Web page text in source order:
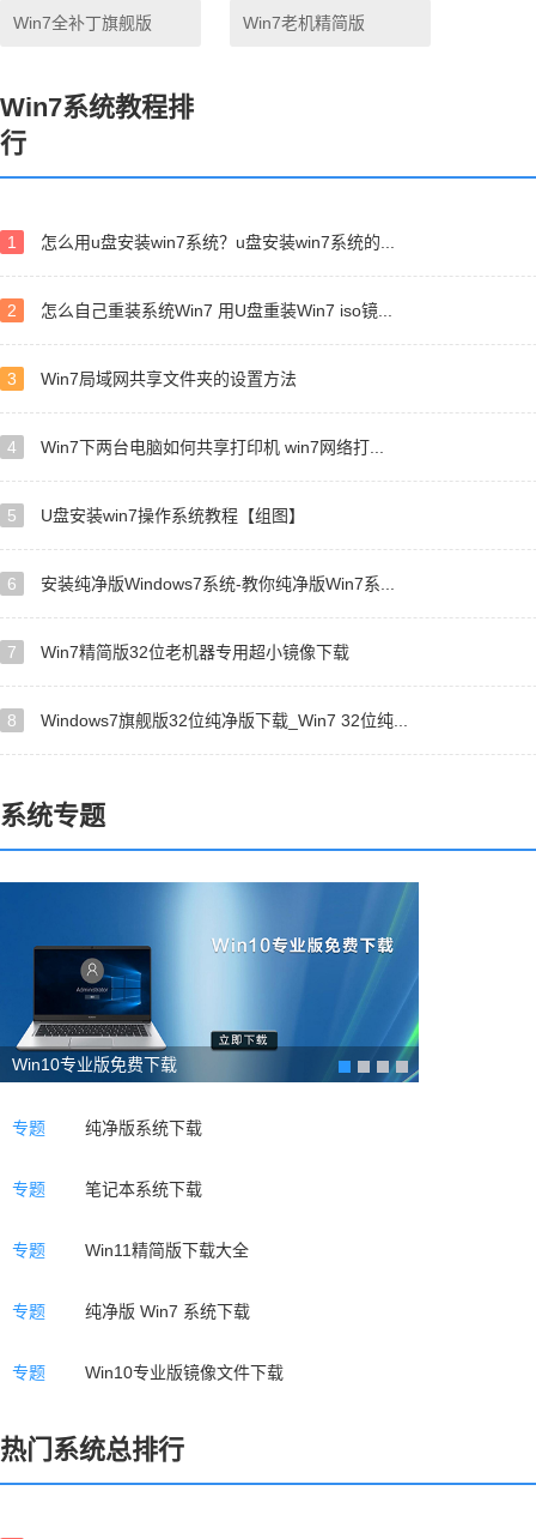
Win7全补丁旗舰版 Win7老机精简版
Win7系统教程排
行
1 怎么用u盘安装win7系统？u盘安装win7系统的...
2 怎么自己重装系统Win7 用U盘重装Win7 iso镜...
3 Win7局域网共享文件夹的设置方法
4 Win7下两台电脑如何共享打印机 win7网络打...
5 U盘安装win7操作系统教程【组图】
6 安装纯净版Windows7系统-教你纯净版Win7系...
7 Win7精简版32位老机器专用超小镜像下载
8 Windows7旗舰版32位纯净版下载_Win7 32位纯...
系统专题
Win10专业版免费下载
专题 纯净版系统下载
专题 笔记本系统下载
专题 Win11精简版下载大全
专题 纯净版 Win7 系统下载
专题 Win10专业版镜像文件下载
热门系统总排行